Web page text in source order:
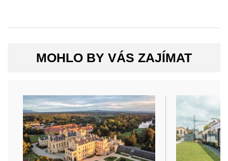
MOHLO BY VÁS ZAJÍMAT